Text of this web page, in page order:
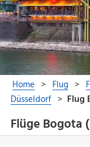
Flüge Bogota